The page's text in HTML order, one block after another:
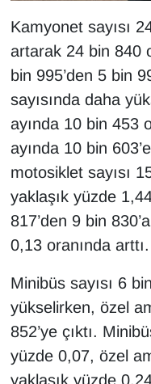
Kamyonet sayısı
artarak 24 bin 840
bin 995’den 5 bin
sayısında daha
ayında 10 bin 453
ayında 10 bin
motosiklet sayısı
yaklaşık yüzde
817’den 9 bin
0,13 oranında arttı.
Minibüs sayısı 6
yükselirken, özel
852’ye çıktı.
yüzde 0,07, özel
yaklaşık yüzde